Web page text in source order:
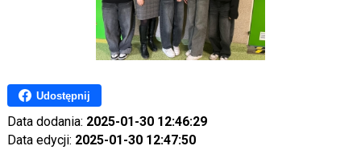
Udostępnij
Data dodania: 2025-01-30 12:46:29
Data edycji: 2025-01-30 12:47:50